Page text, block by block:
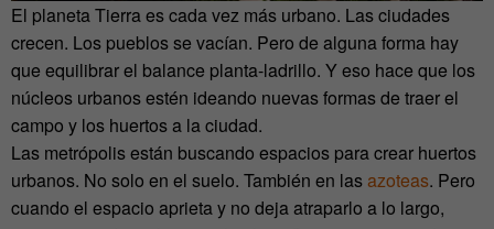
El planeta Tierra es cada vez más urbano. Las ciudades
crecen. Los pueblos se vacían. Pero de alguna forma hay
que equilibrar el balance planta-ladrillo. Y eso hace que los
núcleos urbanos estén ideando nuevas formas de traer el
campo y los huertos a la ciudad.
Las metrópolis están buscando espacios para crear huertos
urbanos. No solo en el suelo. También en lasazoteas. Pero
cuando el espacio aprieta y no deja atraparlo a lo largo,